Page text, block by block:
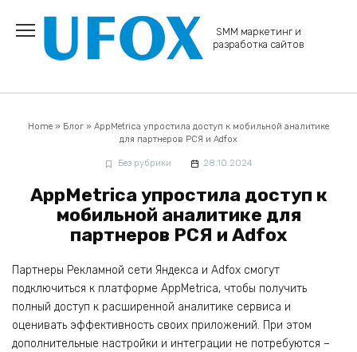
содержанию
SMM маркетинг и
разработка сайтов
Home » Блог » AppMetrica упростила доступ к мобильной аналитике
для партнеров РСЯ и Adfox
Без рубрики 28.10.2024
AppMetrica упростила доступ к
мобильной аналитике для
партнеров РСЯ и Adfox
Партнеры Рекламной сети Яндекса и Adfox смогут
подключиться к платформе AppMetrica, чтобы получить
полный доступ к расширенной аналитике сервиса и
оценивать эффективность своих приложений. При этом
дополнительные настройки и интеграции не потребуются –